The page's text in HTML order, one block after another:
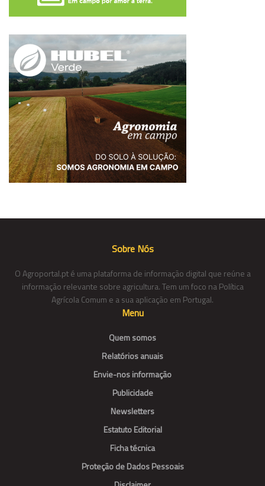
Sobre Nós
O Agroportal.pt é uma plataforma de informação digital que reúne a
informação relevante sobre agricultura. Tem um foco na Política
Agrícola Comum e a sua aplicação em Portugal.
Menu
Quem somos
Relatórios anuais
Envie-nos informação
Publicidade
Newsletters
Estatuto Editorial
Ficha técnica
Proteção de Dados Pessoais